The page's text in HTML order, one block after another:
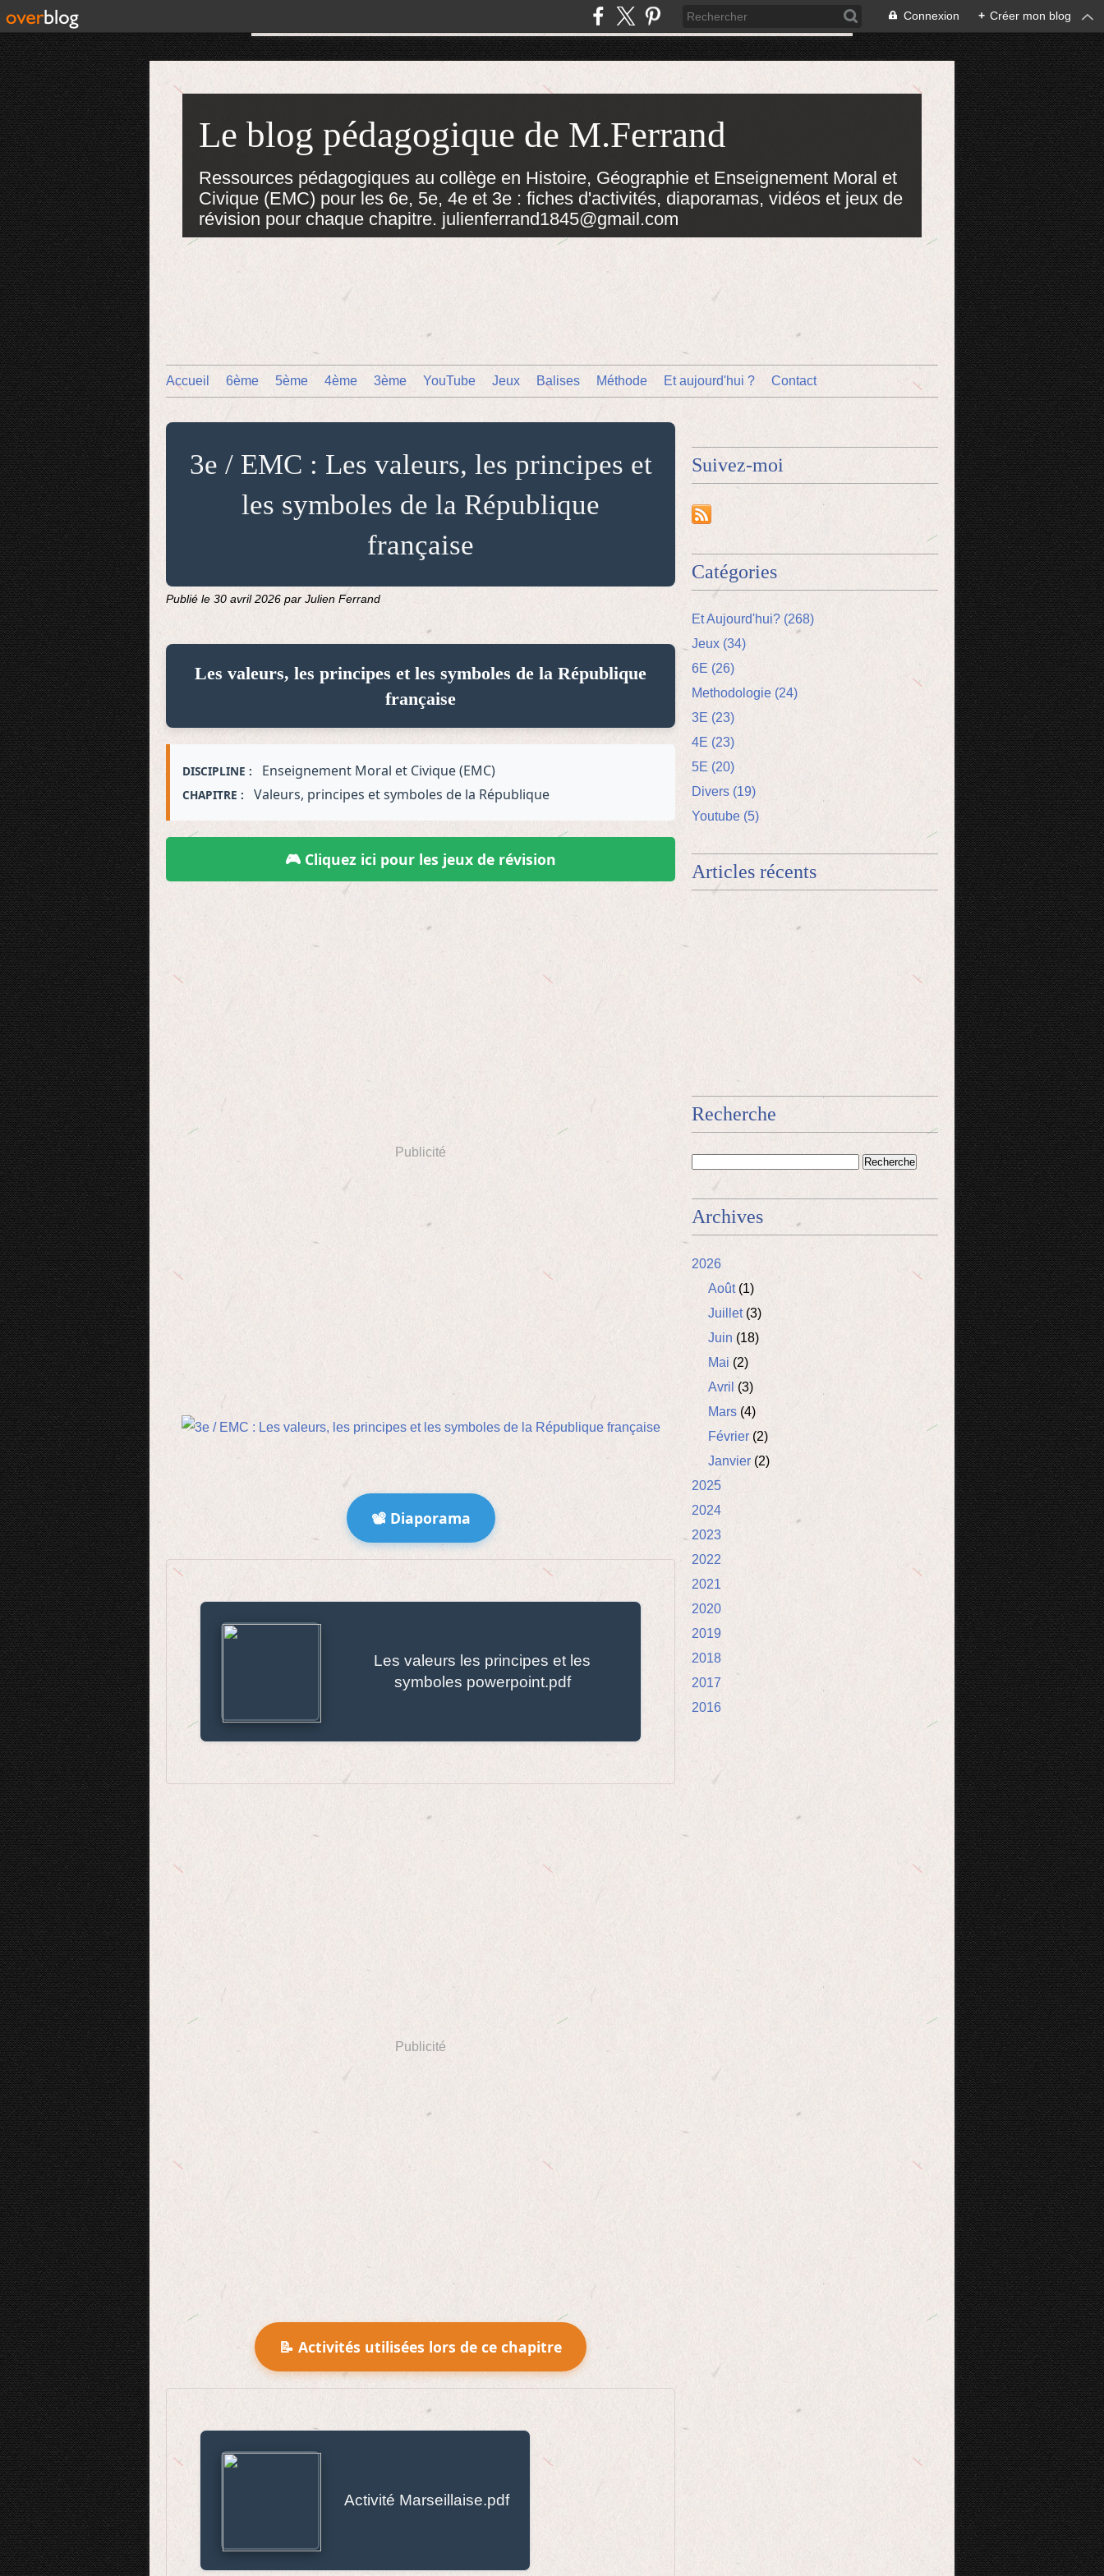
Connexion + Créer mon blog
Le blog pédagogique de M.Ferrand
Ressources pédagogiques au collège en Histoire, Géographie et Enseignement Moral et
Civique (EMC) pour les 6e, 5e, 4e et 3e : fiches d'activités, diaporamas, vidéos et jeux de
révision pour chaque chapitre. julienferrand1845@gmail.com
Accueil 6ème 5ème 4ème 3ème YouTube Jeux Balises Méthode Et aujourd'hui ? Contact
3e / EMC : Les valeurs, les principes et
les symboles de la République
française
Publié le 30 avril 2026 par Julien Ferrand
Les valeurs, les principes et les symboles de la République
française
DISCIPLINE : Enseignement Moral et Civique (EMC)
CHAPITRE : Valeurs, principes et symboles de la République
🎮 Cliquez ici pour les jeux de révision
Publicité
📽️ Diaporama
Les valeurs les principes et les
symboles powerpoint.pdf
Publicité
📝 Activités utilisées lors de ce chapitre
Activité Marseillaise.pdf
Suivez-moi
Catégories
Et Aujourd'hui? (268)
Jeux (34)
6E (26)
Methodologie (24)
3E (23)
4E (23)
5E (20)
Divers (19)
Youtube (5)
Articles récents
Recherche
Archives
2026
Août(1)
Juillet(3)
Juin (18)
Mai (2)
Avril (3)
Mars (4)
Février (2)
Janvier (2)
2025
2024
2023
2022
2021
2020
2019
2018
2017
2016